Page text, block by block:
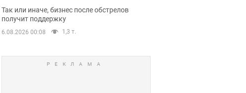
бизнесу приоритетный доступ к
имеющимся складским
помещениям
Так или иначе, бизнес после обстрелов
получит поддержку
6.08.2026 00:08 1,3 т.